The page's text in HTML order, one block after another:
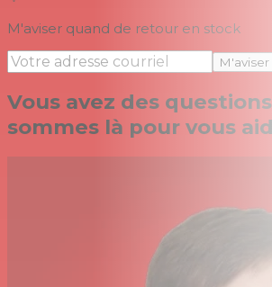
M'aviser quand de retour en stock
M'aviser
Vous avez des
sommes là pour vous